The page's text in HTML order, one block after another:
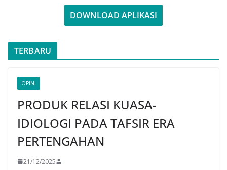
DOWNLOAD APLIKASI
TERBARU
OPINI
PRODUK RELASI KUASA-
IDIOLOGI PADA TAFSIR ERA
PERTENGAHAN
21/12/2025